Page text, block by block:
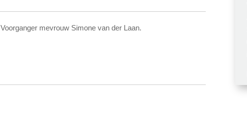
Voorganger mevrouw Simone van der Laan.